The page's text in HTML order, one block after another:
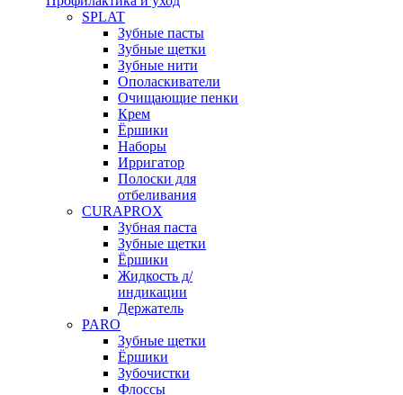
SPLAT
Зубные пасты
Зубные щетки
Зубные нити
Ополаскиватели
Очищающие пенки
Крем
Ёршики
Наборы
Ирригатор
Полоски для
отбеливания
CURAPROX
Зубная паста
Зубные щетки
Ёршики
Жидкость д/
индикации
Держатель
PARO
Зубные щетки
Ёршики
Зубочистки
Флоссы